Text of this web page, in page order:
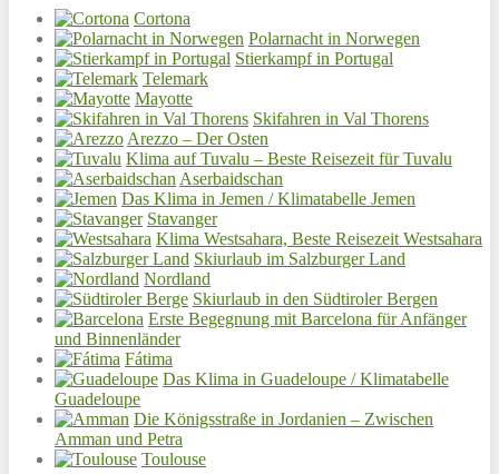
Cortona
Polarnacht in Norwegen
Stierkampf in Portugal
Telemark
Mayotte
Skifahren in Val Thorens
Arezzo – Der Osten
Klima auf Tuvalu – Beste Reisezeit für Tuvalu
Aserbaidschan
Das Klima in Jemen / Klimatabelle Jemen
Stavanger
Klima Westsahara, Beste Reisezeit Westsahara
Skiurlaub im Salzburger Land
Nordland
Skiurlaub in den Südtiroler Bergen
Erste Begegnung mit Barcelona für Anfänger
und Binnenländer
Fátima
Das Klima in Guadeloupe / Klimatabelle
Guadeloupe
Die Königsstraße in Jordanien – Zwischen
Amman und Petra
Toulouse